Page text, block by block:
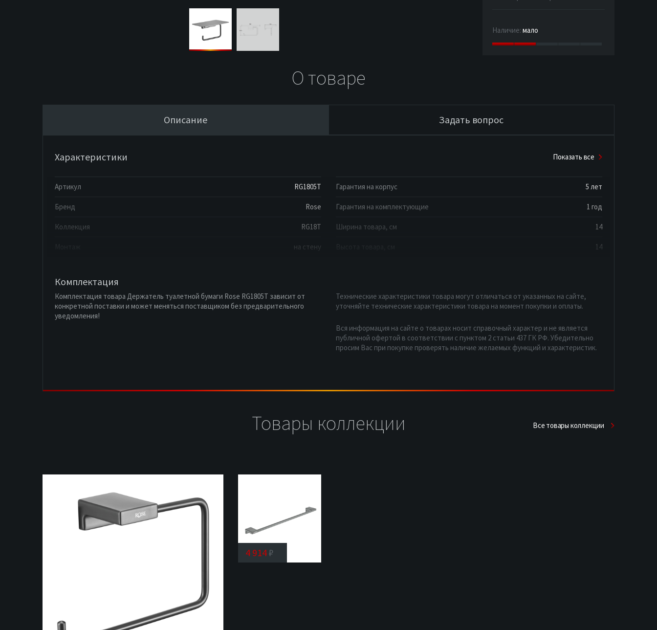
Наличие: мало
О товаре
Описание Задать вопрос
Характеристики Показать все
Артикул RG1805T
Бренд Rose
Коллекция RG18T
на стену
Гарантия на корпус 5 лет
Гарантия на комплектующие 1 год
Ширина товара, см 14
14
Комплектация
Комплектация товара Держатель туалетной бумаги Rose RG1805T зависит от
конкретной поставки и может меняться поставщиком без предварительного
уведомления!
Технические характеристики товара могут отличаться от указанных на сайте,
уточняйте технические характеристики товара на момент покупки и оплаты.
Вся информация на сайте о товарах носит справочный характер и не является
публичной офертой в соответствии с пунктом 2 статьи 437 ГК РФ. Убедительно
просим Вас при покупке проверять наличие желаемых функций и характеристик.
Товары коллекции Все товары коллекции
4 914₽